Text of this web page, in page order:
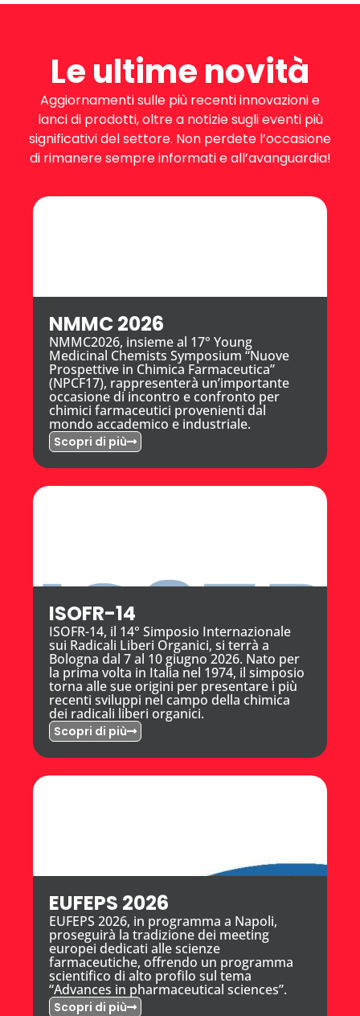
Le ultime novità
Aggiornamenti sulle più recenti innovazioni e
lanci di prodotti, oltre a notizie sugli eventi più
significativi del settore. Non perdete l’occasione
di rimanere sempre informati e all’avanguardia!
NMMC 2026
NMMC2026, insieme al 17° Young
Medicinal Chemists Symposium “Nuove
Prospettive in Chimica Farmaceutica”
(NPCF17), rappresenterà un’importante
occasione di incontro e confronto per
chimici farmaceutici provenienti dal
mondo accademico e industriale.
Scopri di più
ISOFR-14
ISOFR-14, il 14° Simposio Internazionale
sui Radicali Liberi Organici, si terrà a
Bologna dal 7 al 10 giugno 2026. Nato per
la prima volta in Italia nel 1974, il simposio
torna alle sue origini per presentare i più
recenti sviluppi nel campo della chimica
dei radicali liberi organici.
Scopri di più
EUFEPS 2026
EUFEPS 2026, in programma a Napoli,
proseguirà la tradizione dei meeting
europei dedicati alle scienze
farmaceutiche, offrendo un programma
scientifico di alto profilo sul tema
“Advances in pharmaceutical sciences”.
Scopri di più